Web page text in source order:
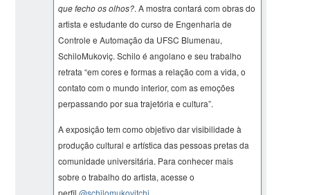
que fecho os olhos?. A mostra contará com obras do
artista e estudante do curso de Engenharia de
Controle e Automação da UFSC Blumenau,
SchiloMukoviç. Schilo é angolano e seu trabalho
retrata “em cores e formas a relação com a vida, o
contato com o mundo interior, com as emoções
perpassando por sua trajetória e cultura”.
A exposição tem como objetivo dar visibilidade à
produção cultural e artística das pessoas pretas da
comunidade universitária. Para conhecer mais
sobre o trabalho do artista, acesse o
perfil@schilomukovitchi.